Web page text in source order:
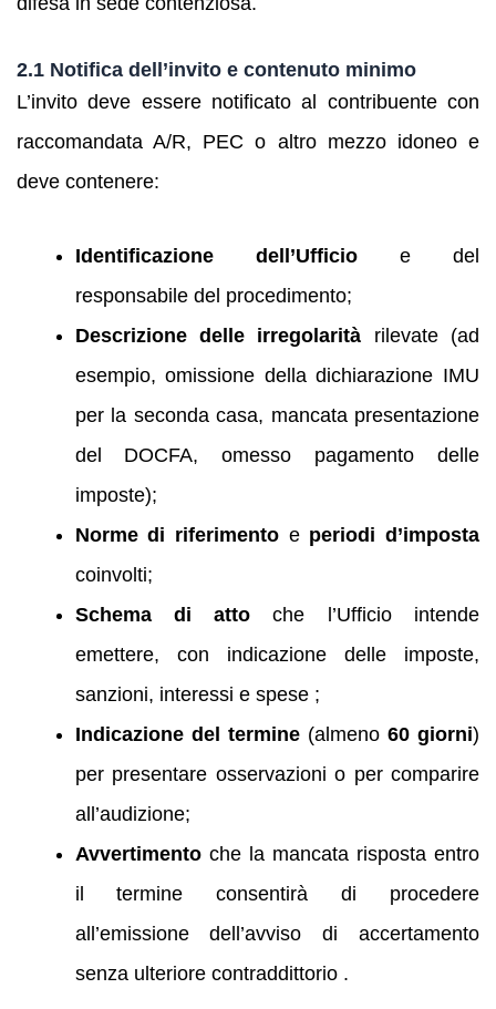
2.1 Notifica dell’invito e contenuto minimo
L’invito deve essere notificato al contribuente con
raccomandata A/R, PEC o altro mezzo idoneo e
deve contenere:
Identificazione dell’Ufficioe del
responsabile del procedimento;
Descrizione delle irregolarità rilevate (ad
esempio, omissione della dichiarazione IMU
per la seconda casa, mancata presentazione
del DOCFA, omesso pagamento delle
imposte);
Norme di riferimentoe periodi d’imposta
coinvolti;
Schema di atto che l’Ufficio intende
emettere, con indicazione delle imposte,
sanzioni, interessi e spese ;
Indicazione del termine(almeno 60 giorni)
per presentare osservazioni o per comparire
all’audizione;
Avvertimentoche la mancata risposta entro
il termine consentirà di procedere
all’emissione dell’avviso di accertamento
senza ulteriore contraddittorio .